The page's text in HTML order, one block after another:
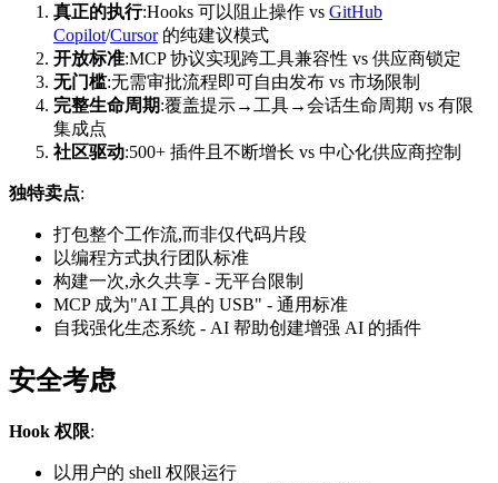
真正的执行:Hooks 可以阻止操作 vs GitHub
Copilot/Cursor的纯建议模式
开放标准:MCP 协议实现跨工具兼容性 vs 供应商锁定
无门槛:无需审批流程即可自由发布 vs 市场限制
完整生命周期:覆盖提示→工具→会话生命周期 vs 有限
集成点
社区驱动:500+ 插件且不断增长 vs 中心化供应商控制
独特卖点:
打包整个工作流,而非仅代码片段
以编程方式执行团队标准
构建一次,永久共享 - 无平台限制
MCP 成为"AI 工具的 USB" - 通用标准
自我强化生态系统 - AI 帮助创建增强 AI 的插件
安全考虑
Hook 权限:
以用户的 shell 权限运行